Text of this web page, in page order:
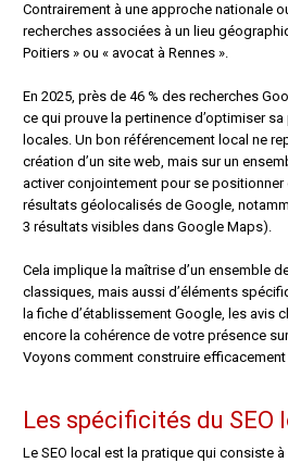
Contrairement à une approche nationale
recherches associées à un lieu
Poitiers » ou « avocat à Rennes ».
En 2025, près de 46 % des recherches
ce qui prouve la pertinence d’optimiser sa
locales. Un bon référencement local ne
création d’un site web, mais sur un
activer conjointement pour se
résultats géolocalisés de Google,
3 résultats visibles dans Google Maps).
Cela implique la maîtrise d’un ensemble
classiques, mais aussi d’éléments
la fiche d’établissement Google, les avis
encore la cohérence de votre présence
Voyons comment construire
Les spécificités du SEO
Le SEO local est la pratique qui consiste